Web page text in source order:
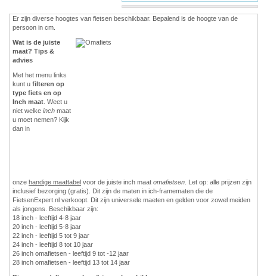
Er zijn diverse hoogtes van fietsen beschikbaar. Bepalend is de hoogte van de
persoon in cm.
Wat is de juiste
maat? Tips &
advies
Met het menu links
kunt u filteren op
type fiets en op
Inch maat . Weet u
niet welke inch maat
u moet nemen? Kijk
dan in
onze handige maattabel voor de juiste inch maat omafietsen . Let op: alle prijzen zijn
inclusief bezorging (gratis). Dit zijn de maten in ich-framematen die de
FietsenExpert.nl verkoopt. Dit zijn universele maeten en gelden voor zowel meiden
als jongens. Beschikbaar zijn:
18 inch - leeftijd 4-8 jaar
20 inch - leeftijd 5-8 jaar
22 inch - leeftijd 5 tot 9 jaar
24 inch - leeftijd 8 tot 10 jaar
26 inch omafietsen - leeftijd 9 tot -12 jaar
28 inch omafietsen - leeftijd 13 tot 14 jaar